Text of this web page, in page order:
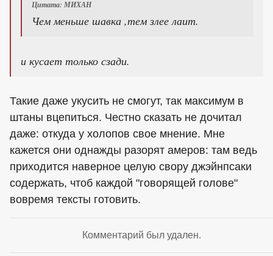
Цитата: МИХАН
Чем меньше шавка ,тем злее лаит.
и кусает только сзади.
Такие даже укусить не смогут, так максимум в
штаны вцепиться. Честно сказать не дочитал
даже: откуда у холопов свое мнение. Мне
кажется они однажды разорят амеров: там ведь
приходится наверное целую свору джэйнпсаки
содержать, чтоб каждой "говорящей голове"
вовремя тексты готовить.
Комментарий был удален.